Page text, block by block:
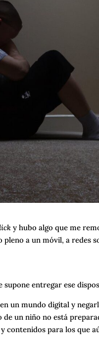
y hubo algo que me
a un móvil, a redes
entregar ese
un mundo digital y
un niño no está
contenidos para los que